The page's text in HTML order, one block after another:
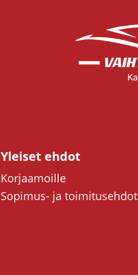
Yleiset ehdot
Korjaamoille
Sopimus- ja toimitusehdot